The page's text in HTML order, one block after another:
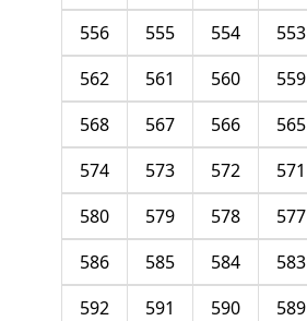
553
554
555
556
559
560
561
562
565
566
567
568
571
572
573
574
577
578
579
580
583
584
585
586
589
590
591
592